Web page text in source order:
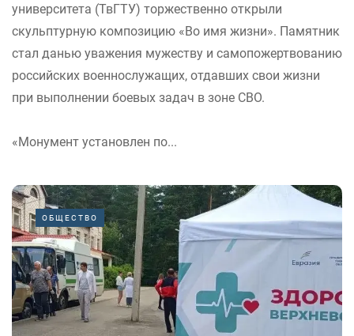
университета (ТвГТУ) торжественно открыли
скульптурную композицию «Во имя жизни». Памятник
стал данью уважения мужеству и самопожертвованию
российских военнослужащих, отдавших свои жизни
при выполнении боевых задач в зоне СВО.
«Монумент установлен по...
ОБЩЕСТВО